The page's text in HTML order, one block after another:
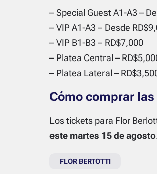
– Special Guest A1-A3 –
– VIP A1-A3 – Desde
– VIP B1-B3 – RD$7,000
– Platea Central –
– Platea Lateral –
Cómo comprar
Los tickets para Flor
este martes 15 de agosto
FLOR BERTOTTI